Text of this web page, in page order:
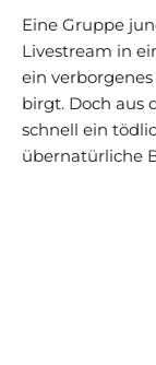
Eine Gruppe
Livestream in
ein
birgt. Doch aus
schnell ein
übernatürliche